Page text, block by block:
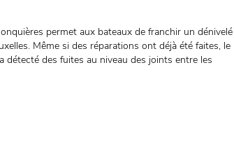
permet aux bateaux de franchir un dénivelé
Même si des réparations ont déjà été faites, le
des fuites au niveau des joints entre les